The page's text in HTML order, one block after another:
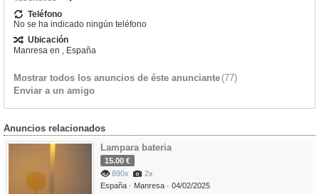
Teléfono
No se ha indicado ningún teléfono
Ubicación
Manresa en , España
Mostrar todos los anuncios de éste anunciante (77)
Enviar a un amigo
Anuncios relacionados
Lampara bateria
15.00 €
890x
2x
España · Manresa · 04/02/2025